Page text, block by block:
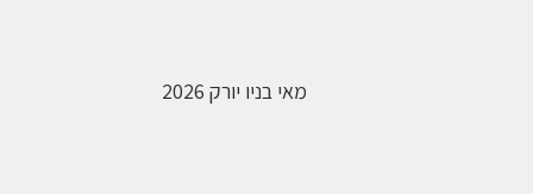
מאי בניו יורק 2026